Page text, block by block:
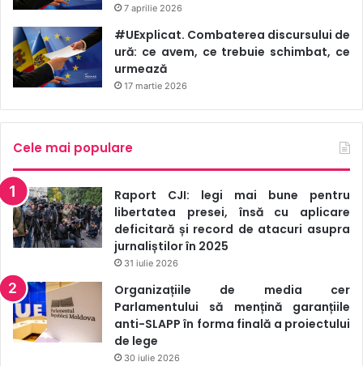
7 aprilie 2026
#UExplicat. Combaterea discursului de
ură: ce avem, ce trebuie schimbat, ce
urmează
17 martie 2026
Cele mai populare
Raport CJI: legi mai bune pentru
libertatea presei, însă cu aplicare
deficitară și record de atacuri asupra
jurnaliștilor în 2025
31 iulie 2026
Organizațiile de media cer
Parlamentului să mențină garanțiile
anti-SLAPP în forma finală a proiectului
de lege
30 iulie 2026